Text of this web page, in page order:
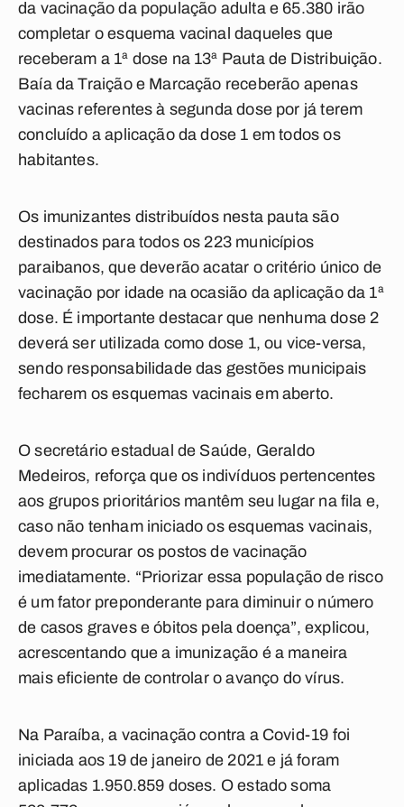
da vacinação da população adulta e 65.380 irão
completar o esquema vacinal daqueles que
receberam a 1ª dose na 13ª Pauta de Distribuição.
Baía da Traição e Marcação receberão apenas
vacinas referentes à segunda dose por já terem
concluído a aplicação da dose 1 em todos os
habitantes.
Os imunizantes distribuídos nesta pauta são
destinados para todos os 223 municípios
paraibanos, que deverão acatar o critério único de
vacinação por idade na ocasião da aplicação da 1ª
dose. É importante destacar que nenhuma dose 2
deverá ser utilizada como dose 1, ou vice-versa,
sendo responsabilidade das gestões municipais
fecharem os esquemas vacinais em aberto.
O secretário estadual de Saúde, Geraldo
Medeiros, reforça que os indivíduos pertencentes
aos grupos prioritários mantêm seu lugar na fila e,
caso não tenham iniciado os esquemas vacinais,
devem procurar os postos de vacinação
imediatamente. “Priorizar essa população de risco
é um fator preponderante para diminuir o número
de casos graves e óbitos pela doença”, explicou,
acrescentando que a imunização é a maneira
mais eficiente de controlar o avanço do vírus.
Na Paraíba, a vacinação contra a Covid-19 foi
iniciada aos 19 de janeiro de 2021 e já foram
aplicadas 1.950.859 doses. O estado soma